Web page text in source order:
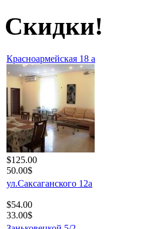
Скидки!
Красноармейская 18 а
$125.00
50.00$
ул.Саксаганского 12а
$54.00
33.00$